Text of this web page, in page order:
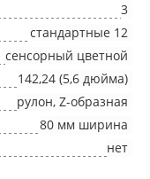
3
стандартные 12
сенсорный цветной
142,24 (5,6 дюйма)
рулон, Z-образная
80 мм ширина
нет